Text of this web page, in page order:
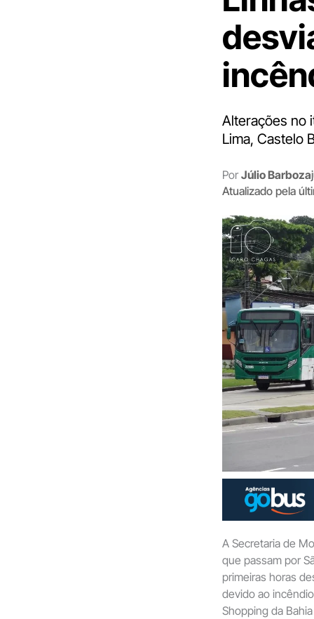
Alterações no
Lima, Castelo
Por Júlio Barboza
Atualizado pela
A Secretaria de
que passam por
primeiras horas
devido ao
Shopping da